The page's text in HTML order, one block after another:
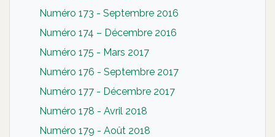
Numéro 173 - Septembre 2016
Numéro 174 – Décembre 2016
Numéro 175 - Mars 2017
Numéro 176 - Septembre 2017
Numéro 177 - Décembre 2017
Numéro 178 - Avril 2018
Numéro 179 - Août 2018